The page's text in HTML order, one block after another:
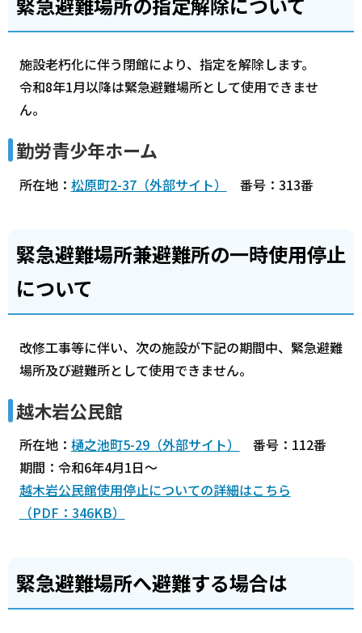
施設老朽化に伴う閉館により、指定を解除します。
令和8年1月以降は緊急避難場所として使用できませ
ん。
勤労青少年ホーム
所在地： 松原町2-37（外部サイト） 番号：313番
緊急避難場所兼避難所の一時使用停止
について
改修工事等に伴い、次の施設が下記の期間中、緊急避難
場所及び避難所として使用できません。
越木岩公民館
所在地： 樋之池町5-29（外部サイト）
番号：112番
期間：令和6年4月1日～
越木岩公民館使用停止についての詳細はこちら
（PDF：346KB）
緊急避難場所へ避難する場合は